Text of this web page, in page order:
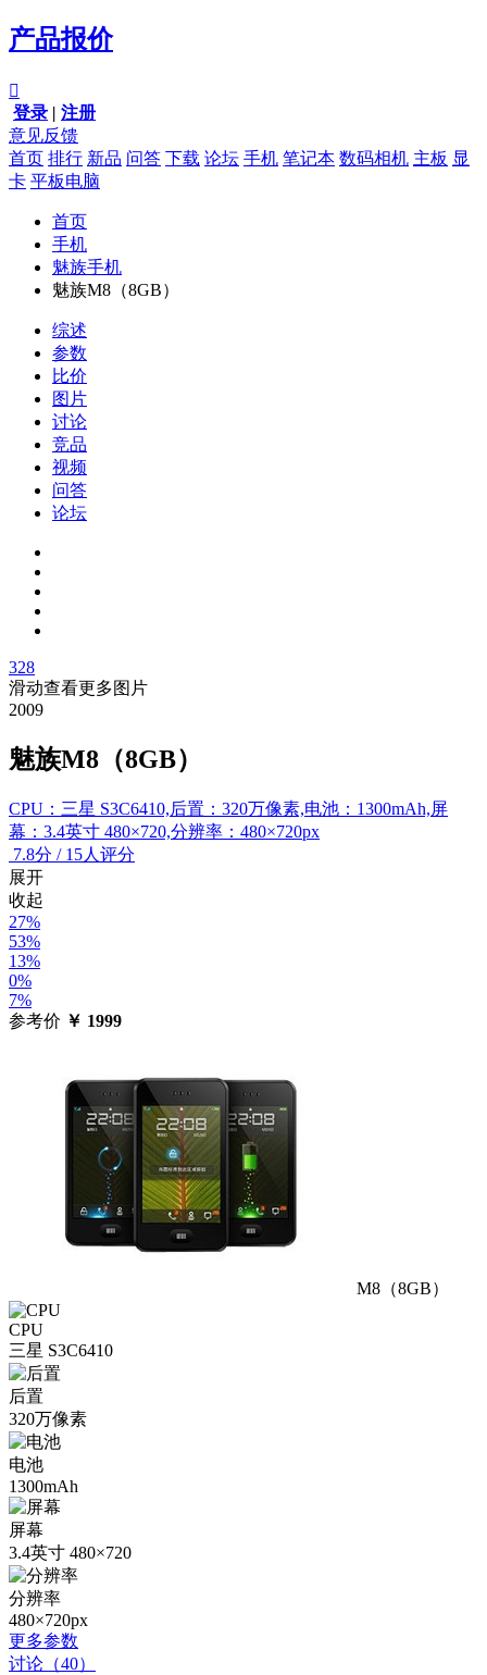
产品报价

登录 | 注册
意见反馈
首页 排行 新品 问答 下载 论坛 手机 笔记本 数码相机 主板 显
卡 平板电脑
首页
手机
魅族手机
魅族M8（8GB）
综述
参数
比价
图片
讨论
竞品
视频
问答
论坛
328
滑动查看更多图片
2009
魅族M8（8GB）
CPU：三星 S3C6410,后置：320万像素,电池：1300mAh,屏
幕：3.4英寸 480×720,分辨率：480×720px
7.8分 / 15人评分
展开
收起
27%
53%
13%
0%
7%
参考价 ￥ 1999
M8（8GB）
CPU
三星 S3C6410
后置
320万像素
电池
1300mAh
屏幕
3.4英寸 480×720
分辨率
480×720px
更多参数
讨论（40）